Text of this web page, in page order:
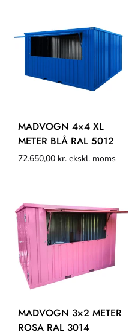
MADVOGN 4×4 XL
METER BLÅ RAL 5012
72.650,00 kr. ekskl. moms
MADVOGN 3×2 METER
ROSA RAL 3014